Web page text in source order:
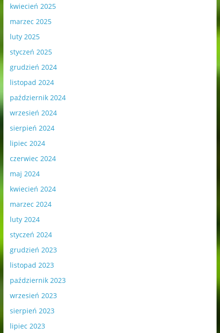
kwiecień 2025
marzec 2025
luty 2025
styczeń 2025
grudzień 2024
listopad 2024
październik 2024
wrzesień 2024
sierpień 2024
lipiec 2024
czerwiec 2024
maj 2024
kwiecień 2024
marzec 2024
luty 2024
styczeń 2024
grudzień 2023
listopad 2023
październik 2023
wrzesień 2023
sierpień 2023
lipiec 2023